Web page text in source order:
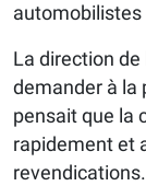
automobilistes
La direction
demander à la
pensait que la
rapidement et